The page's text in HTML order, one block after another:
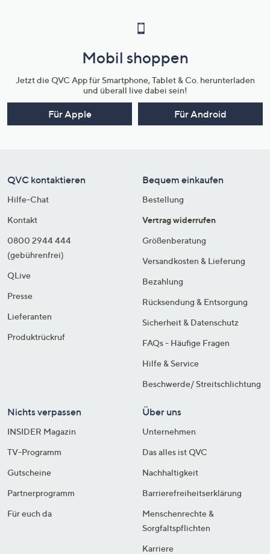
Mobil shoppen
Jetzt die QVC App für Smartphone, Tablet & Co. herunterladen
und überall live dabei sein!
Für Apple Für Android
QVC kontaktieren
Hilfe-Chat
Kontakt
0800 2944 444
(gebührenfrei)
QLive
Presse
Lieferanten
Produktrückruf
Bequem einkaufen
Bestellung
Vertrag widerrufen
Größenberatung
Versandkosten & Lieferung
Bezahlung
Rücksendung & Entsorgung
Sicherheit & Datenschutz
FAQs - Häufige Fragen
Hilfe & Service
Beschwerde/ Streitschlichtung
Nichts verpassen
INSIDER Magazin
TV-Programm
Gutscheine
Partnerprogramm
Für euch da
Über uns
Unternehmen
Das alles ist QVC
Nachhaltigkeit
Barrierefreiheitserklärung
Menschenrechte &
Sorgfaltspflichten
Karriere